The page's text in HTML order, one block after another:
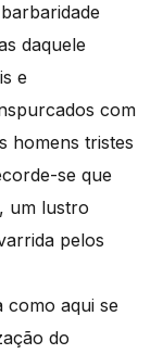
daquele
e
com
homens tristes
se que
um lustro
pelos
como aqui se
do